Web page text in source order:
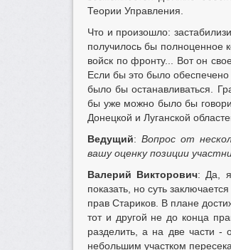
Теории Управления.
Что и произошло:
получилось бы полноценное
войск по фронту... Вот он
Если бы это было
было бы останавливаться.
бы уже можно было бы
Донецкой и Луганской
Ведущий: Вопрос от
вашу оценку позиции
Валерий Викторович: Да, я
показать, но суть
прав Стариков. В плане
тот и другой не до конца
разделить, а на две части -
небольшим участком